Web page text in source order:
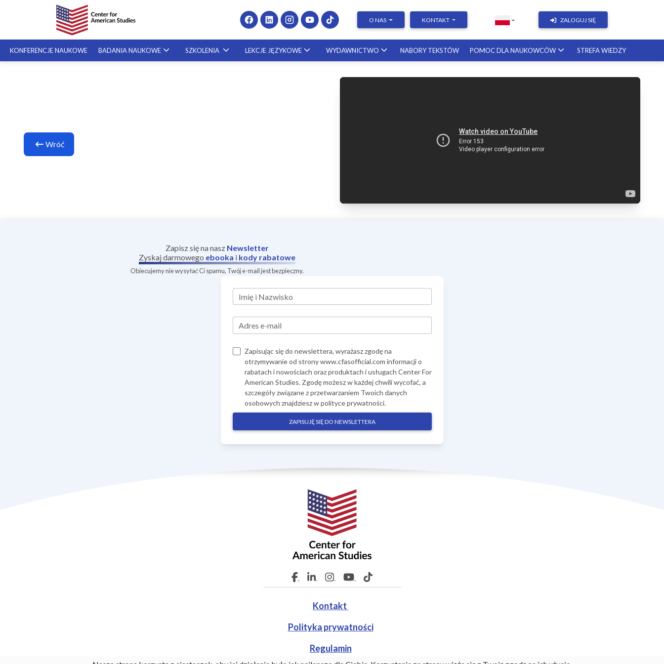
O NAS KONTAKT ZALOGUJ SIĘ
KONFERENCJE NAUKOWE BADANIA NAUKOWE SZKOLENIA
Presenting at Conferences &
LEKCJE JĘZYKOWE WYDAWNICTWO NABORY TEKSTÓW POMOC DLA NAUKOWCÓW STREFA WIEDZY
Wróć
Zapisz się na nasz Newsletter
Zyskaj darmowego ebooka i kody rabatowe
Obiecujemy nie wysyłać Ci spamu, Twój e-mail jest bezpieczny.
Imię i Nazwisko
Adres e-mail
Zapisując się do newslettera, wyrażasz zgodę na
otrzymywanie od strony www.cfasofficial.com informacji o
rabatach i nowościach oraz produktach i usługach Center For
American Studies. Zgodę możesz w każdej chwili wycofać, a
szczegóły związane z przetwarzaniem Twoich danych
osobowych znajdziesz wpolityce prywatności.
ZAPISUJĘ SIĘ DO NEWSLETTERA
Kontakt
Polityka prywatności
Regulamin